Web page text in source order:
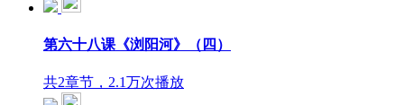
第六十八课《浏阳河》（四）
共2章节，2.1万次播放